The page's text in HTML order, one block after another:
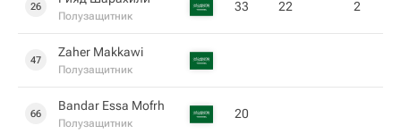
26
Полузащитник
33 22 2
47
Zaher Makkawi
Полузащитник
66
Bandar Essa Mofrh
Полузащитник
20